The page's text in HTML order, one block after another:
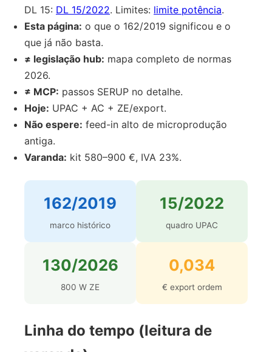
DL 15: DL 15/2022. Limites: limite potência.
Esta página: o que o 162/2019 significou e o
que já não basta.
≠ legislação hub: mapa completo de normas
2026.
≠ MCP: passos SERUP no detalhe.
Hoje: UPAC + AC + ZE/export.
Não espere: feed-in alto de microprodução
antiga.
Varanda: kit 580–900 €, IVA 23%.
162/2019
marco histórico
15/2022
quadro UPAC
130/2026
800 W ZE
0,034
€ export ordem
Linha do tempo (leitura de